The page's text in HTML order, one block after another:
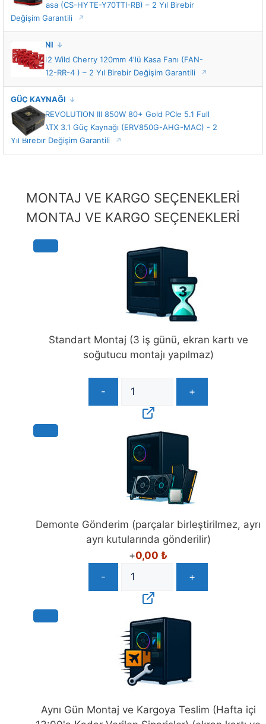
Gaming Kasa (CS-HYTE-Y70TTI-RB) – 2 Yıl Birebir
Değişim Garantili
KASA FANI
HYTE FA12 Wild Cherry 120mm 4'lü Kasa Fanı (FAN-
HYTE-FA12-RR-4 ) – 2 Yıl Birebir Değişim Garantili
GÜÇ KAYNAĞI
Enermax REVOLUTION III 850W 80+ Gold PCIe 5.1 Full
Modüler ATX 3.1 Güç Kaynağı (ERV850G-AHG-MAC) - 2
Yıl Birebir Değişim Garantili
MONTAJ VE KARGO SEÇENEKLERİ
MONTAJ VE KARGO SEÇENEKLERİ
Standart Montaj (3 iş günü, ekran kartı ve
soğutucu montajı yapılmaz)
- +
Demonte Gönderim (parçalar birleştirilmez, ayrı
ayrı kutularında gönderilir)
+0,00 ₺
-
+
Aynı Gün Montaj ve Kargoya Teslim (Hafta içi